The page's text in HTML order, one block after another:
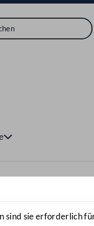
öffnen
sind sie erforderlich